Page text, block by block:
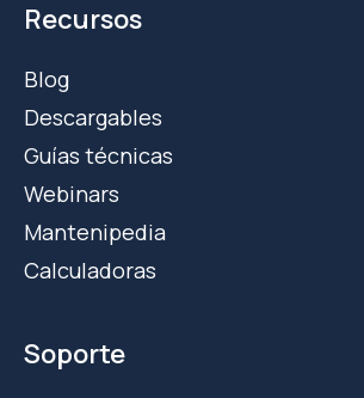
Recursos
Blog
Descargables
Guías técnicas
Webinars
Mantenipedia
Calculadoras
Soporte